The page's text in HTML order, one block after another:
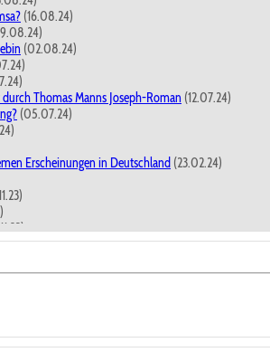
(16.08.24)
(02.08.24)
Thomas Manns Joseph-Roman (12.07.24)
(05.07.24)
Erscheinungen in Deutschland (23.02.24)
Mitte?
Unterricht(18.11.22)